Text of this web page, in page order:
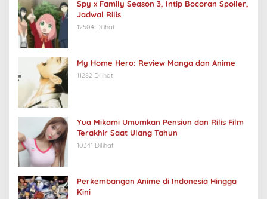
Spy x Family Season 3, Intip Bocoran Spoiler,
Jadwal Rilis
12504 Dilihat
My Home Hero: Review Manga dan Anime
11282 Dilihat
Yua Mikami Umumkan Pensiun dan Rilis Film
Terakhir Saat Ulang Tahun
10341 Dilihat
Perkembangan Anime di Indonesia Hingga
Kini